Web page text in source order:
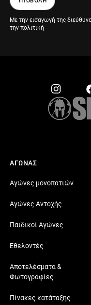
Με την εισαγωγή της
την πολιτική
ΑΓΩΝΑΣ
Αγώνες μονοπατιών
Αγώνες Αντοχής
Παιδικοί Αγώνες
Εθελοντές
Αποτελέσματα &
Φωτογραφίες
Πίνακες κατάταξης